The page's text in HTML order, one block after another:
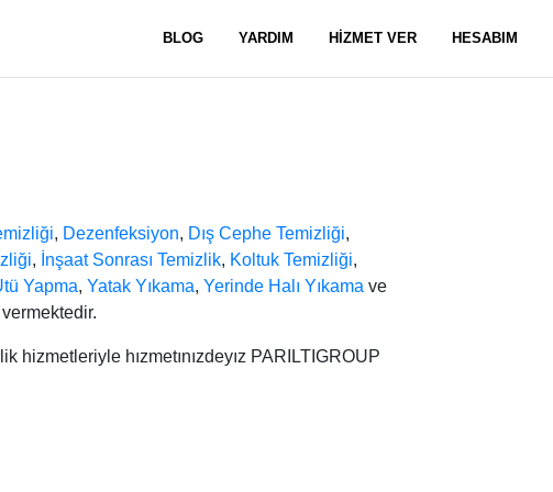
BLOG YARDIM HİZMET VER HESABIM
, Dezenfeksiyon, Dış Cephe Temizliği,
, İnşaat Sonrası Temizlik, Koltuk Temizliği,
Yapma, Yatak Yıkama, Yerinde Halı Yıkama ve
hizmetleriyle hızmetınızdeyız PARILTIGROUP